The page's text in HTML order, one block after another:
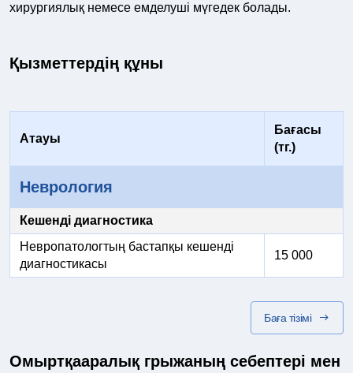
хирургиялық немесе емделуші мүгедек болады.
Қызметтердің құны
Атауы
Бағасы
(тг.)
Неврология
Кешенді диагностика
Невропатологтың бастапқы кешенді
диагностикасы
15 000
Баға тізімі
Омыртқааралық грыжаның себептері мен